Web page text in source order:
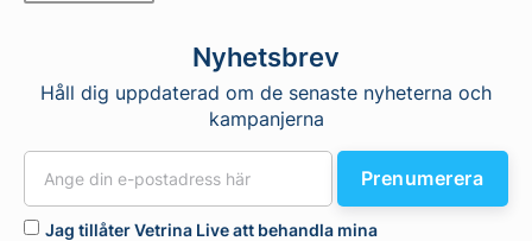
Nyhetsbrev
Håll dig uppdaterad om de senaste nyheterna och
kampanjerna
Jag tillåter Vetrina Live att behandla mina
Prenumerera